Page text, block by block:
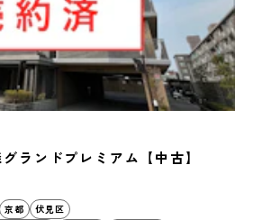
ランドプレミアム【中古】
京都
伏見区